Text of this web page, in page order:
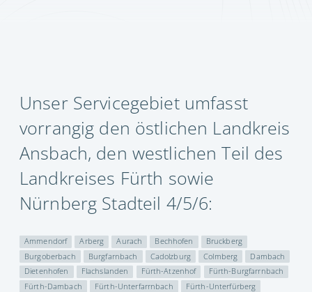
Unser Servicegebiet umfasst
vorrangig den östlichen Landkreis
Ansbach, den westlichen Teil des
Landkreises Fürth sowie
Nürnberg Stadteil 4/5/6:
Ammendorf Arberg Aurach Bechhofen
Bruckberg
Burgoberbach
Burgfarnbach Cadolzburg Colmberg
Dambach
Dietenhofen
Flachslanden Fürth-Atzenhof
Fürth-Burgfarrnbach
Fürth-Dambach
Fürth-Unterfarrnbach
Fürth-Unterfürberg